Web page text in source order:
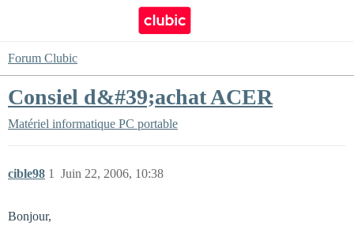
Forum Clubic
Consiel d&#39;achat ACER
Matériel informatique PC portable
cible98 Juin 22, 2006, 10:38
1
Bonjour,